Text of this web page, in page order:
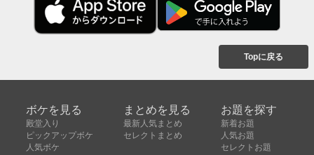
Topに戻る
ボケを見る
殿堂入り
ピックアップボケ
人気ボケ
まとめを見る
最新人気まとめ
セレクトまとめ
お題を探す
新着お題
人気お題
セレクトお題